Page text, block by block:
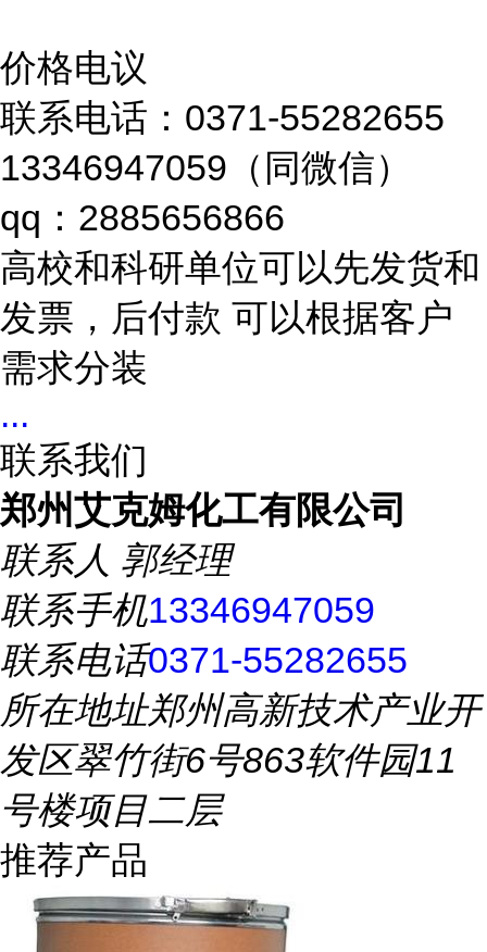
价格电议
联系电话：0371-55282655
13346947059（同微信）
qq：2885656866
高校和科研单位可以先发货和
发票，后付款 可以根据客户
需求分装
...
联系我们
郑州艾克姆化工有限公司
联系人 郭经理
联系手机13346947059
联系电话0371-55282655
所在地址郑州高新技术产业开
发区翠竹街6号863软件园11
号楼项目二层
推荐产品